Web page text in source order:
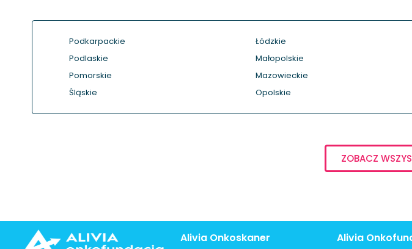
Podkarpackie
Podlaskie
Pomorskie
Śląskie
Łódzkie
Małopolskie
Mazowieckie
Opolskie
ZOBACZ
Alivia Onkoskaner Alivia